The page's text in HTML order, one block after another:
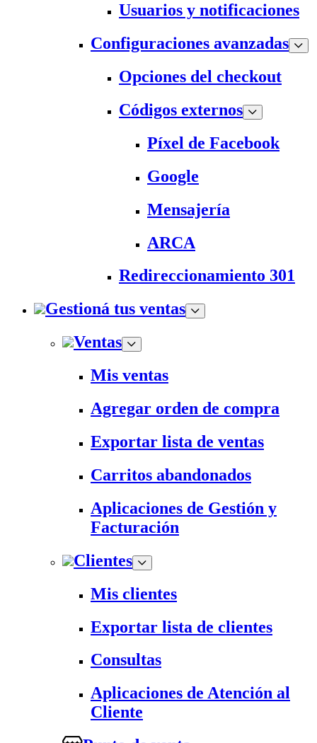
Usuarios y notificaciones
Configuraciones avanzadas
Opciones del checkout
Códigos externos
Píxel de Facebook
Google
Mensajería
ARCA
Redireccionamiento 301
Gestioná tus ventas
Ventas
Mis ventas
Agregar orden de compra
Exportar lista de ventas
Carritos abandonados
Aplicaciones de Gestión y
Facturación
Clientes
Mis clientes
Exportar lista de clientes
Consultas
Aplicaciones de Atención al
Cliente